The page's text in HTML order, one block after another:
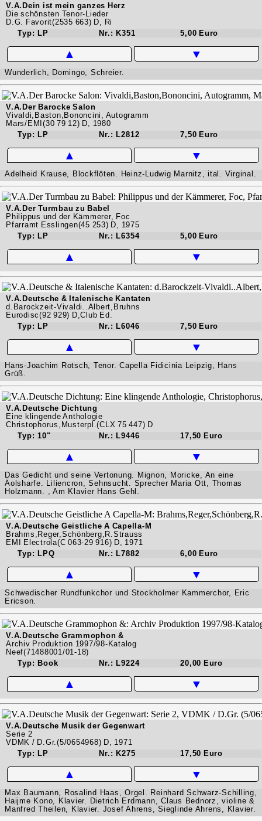
V.A.Dein ist mein ganzes Herz
Die schönsten Tenor-Lieder
D.G. Favorit(2535 663) D, Ri
Typ: LP
Nr.: K351 5,00 Euro
▲ ▼
Wunderlich, Domingo, Schreier.
V.A.Der Barocke Salon
Vivaldi,Baston,Bononcini, Autogramm
Mars/EMI(30 79 12) D, 1980
Typ: LP
Nr.: L2812 7,50 Euro
▲ ▼
Adelheid Krause, Blockflöten. Heinz-Ludwig Marnitz, ital. Virginal.
V.A.Der Turmbau zu Babel
Philippus und der Kämmerer, Foc
Pfarramt Esslingen(45 253) D, 1975
Typ: LP
Nr.: L6354 5,00 Euro
▲ ▼
V.A.Deutsche & Italenische Kantaten
d.Barockzeit-Vivaldi..Albert,Bruhns
Eurodisc(92 929) D,Club Ed.
Typ: LP
Nr.: L6046 7,50 Euro
▲ ▼
Hans-Joachim Rotsch, Tenor. Capella Fidicinia Leipzig, Hans
Grüß.
V.A.Deutsche Dichtung
Eine klingende Anthologie
Christophorus,Musterpl.(CLX 75 447) D
Typ: 10"
Nr.: L9446 17,50 Euro
▲ ▼
Das Gedicht und seine Vertonung. Mignon, Moricke, An eine
Äolsharfe. Liliencron, Sehnsucht. Sprecher Maria Ott, Thomas
Holzmann. , Am Klavier Hans Gehl.
V.A.Deutsche Geistliche A Capella-M
Brahms,Reger,Schönberg,R.Strauss
EMI Electrola(C 063-29 916) D, 1971
Typ: LPQ
Nr.: L7882 6,00 Euro
▲ ▼
Schwedischer Rundfunkchor und Stockholmer Kammerchor, Eric
Ericson.
V.A.Deutsche Grammophon &
Archiv Produktion 1997/98-Katalog
Neef(71488001/01-18)
Typ: Book
Nr.: L9224 20,00 Euro
▲ ▼
V.A.Deutsche Musik der Gegenwart
Serie 2
VDMK / D.Gr.(5/0654968) D, 1971
Typ: LP
Nr.: K275 17,50 Euro
▲ ▼
Max Baumann, Rosalind Haas, Orgel. Reinhard Schwarz-Schilling,
Haijme Kono, Klavier. Dietrich Erdmann, Claus Bednorz, violine &
Manfred Theilen, Klavier. Josef Ahrens, Sieglinde Ahrens, Klavier.